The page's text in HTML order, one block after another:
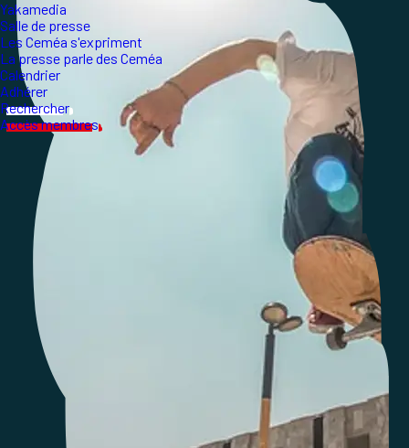
Yakamedia
Salle de presse
Les Ceméa s'expriment
La presse parle des Ceméa
Calendrier
Adhérer
Rechercher
Accès membres